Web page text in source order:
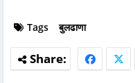
Tags बुलढाणा